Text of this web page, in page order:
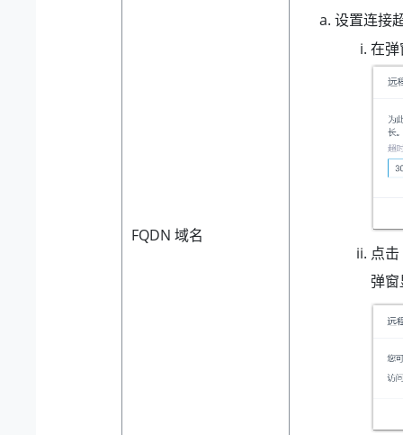
FQDN 域名
设置连接
在
点击
弹